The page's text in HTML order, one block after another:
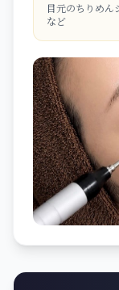
目元のちりめん
など